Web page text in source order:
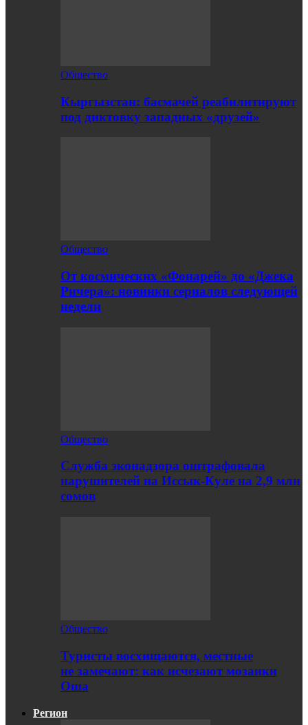
Общество
Кыргызстан: басмачей реабилитируют
под диктовку западных «друзей»
Общество
От космических «Фонарей» до «Джека
Ричера»: новинки сериалов следующей
недели
Общество
Служба эконадзора оштрафовала
нарушителей на Иссык-Куле на 2,9 млн
сомов
Общество
Туристы восхищаются, местные
не замечают: как исчезают мозаики
Оша
Регион